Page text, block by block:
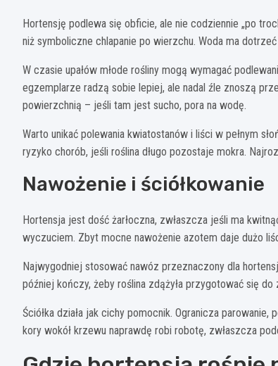
Hortensję podlewa się obficie, ale nie codziennie „po
niż symboliczne chlapanie po wierzchu. Woda ma
W czasie upałów młode rośliny mogą wymagać
egzemplarze radzą sobie lepiej, ale nadal źle znoszą
powierzchnią – jeśli tam jest sucho, pora na wodę.
Warto unikać polewania kwiatostanów i liści w pełnym
ryzyko chorób, jeśli roślina długo pozostaje mokra.
Nawożenie i ściółkowanie
Hortensja jest dość żarłoczna, zwłaszcza jeśli ma
wyczuciem. Zbyt mocne nawożenie azotem daje dużo
Najwygodniej stosować nawóz przeznaczony dla
później kończy, żeby roślina zdążyła przygotować się
Ściółka działa jak cichy pomocnik. Ogranicza
kory wokół krzewu naprawdę robi robotę, zwłaszcza